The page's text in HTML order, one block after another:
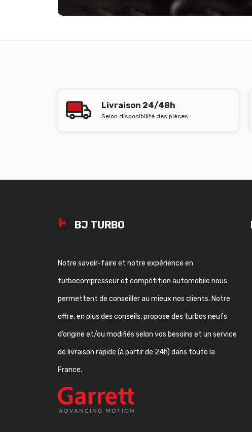
Livraison 24/48h
Selon disponibilité des pièces
BJ TURBO
Notre savoir-faire et notre expérience en
turbocompresseur et compétition automobile nous
permettent de conseiller au mieux nos clients. Notre
offre, en plus des conseils, propose des turbos neufs
d’origine et/ou modifiés selon vos besoins et un service
de livraison rapide (à partir de 24h) dans toute la
France.